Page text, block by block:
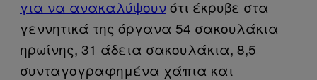
για να ανακαλύψουν ότι έκρυβε στα
γεννητικά της όργανα 54 σακουλάκια
ηρωίνης, 31 άδεια σακουλάκια, 8,5
συνταγογραφημένα χάπια και